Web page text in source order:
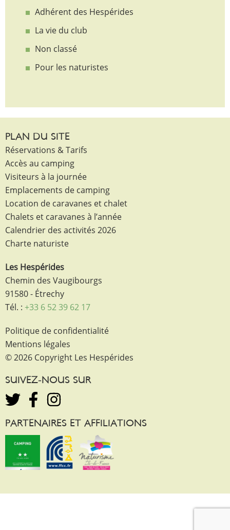
Adhérent des Hespérides
La vie du club
Non classé
Pour les naturistes
PLAN DU SITE
Réservations & Tarifs
Accès au camping
Visiteurs à la journée
Emplacements de camping
Location de caravanes et chalet
Chalets et caravanes à l’année
Calendrier des activités 2026
Charte naturiste
Les Hespérides
Chemin des Vaugibourgs
91580 - Étrechy
Tél. : +33 6 52 39 62 17
Politique de confidentialité
Mentions légales
© 2026 Copyright Les Hespérides
SUIVEZ-NOUS SUR
PARTENAIRES ET AFFILIATIONS